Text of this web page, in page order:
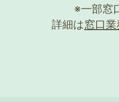
※一部窓
詳細は窓口